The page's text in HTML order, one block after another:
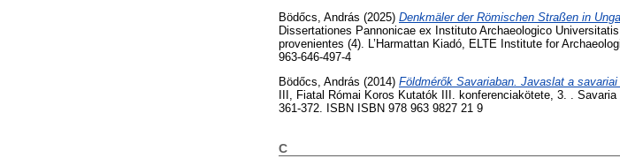
Bödőcs, András (2025) Denkmäler der Römischen Straßen in
Dissertationes Pannonicae ex Instituto Archaeologico
provenientes (4). L’Harmattan Kiadó, ELTE Institute for
963-646-497-4
Bödőcs, András (2014) Földmérők Savariaban. Javaslat a
III, Fiatal Római Koros Kutatók III. konferenciakötete, 3. .
361-372. ISBN ISBN 978 963 9827 21 9
C